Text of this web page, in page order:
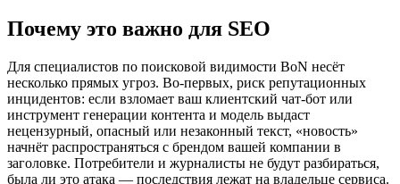
Почему это важно для SEO
Для специалистов по поисковой видимости BoN несёт
несколько прямых угроз. Во‑первых, риск репутационных
инцидентов: если взломает ваш клиентский чат‑бот или
инструмент генерации контента и модель выдаст
нецензурный, опасный или незаконный текст, «новость»
начнёт распространяться с брендом вашей компании в
заголовке. Потребители и журналисты не будут разбираться,
была ли это атака — последствия лежат на владельце сервиса.